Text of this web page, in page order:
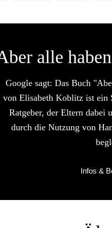
alle
Google sagt: Das Buch
von Elisabeth Koblitz ist ein
Ratgeber, der Eltern dabei
durch die Nutzung von
Infos &